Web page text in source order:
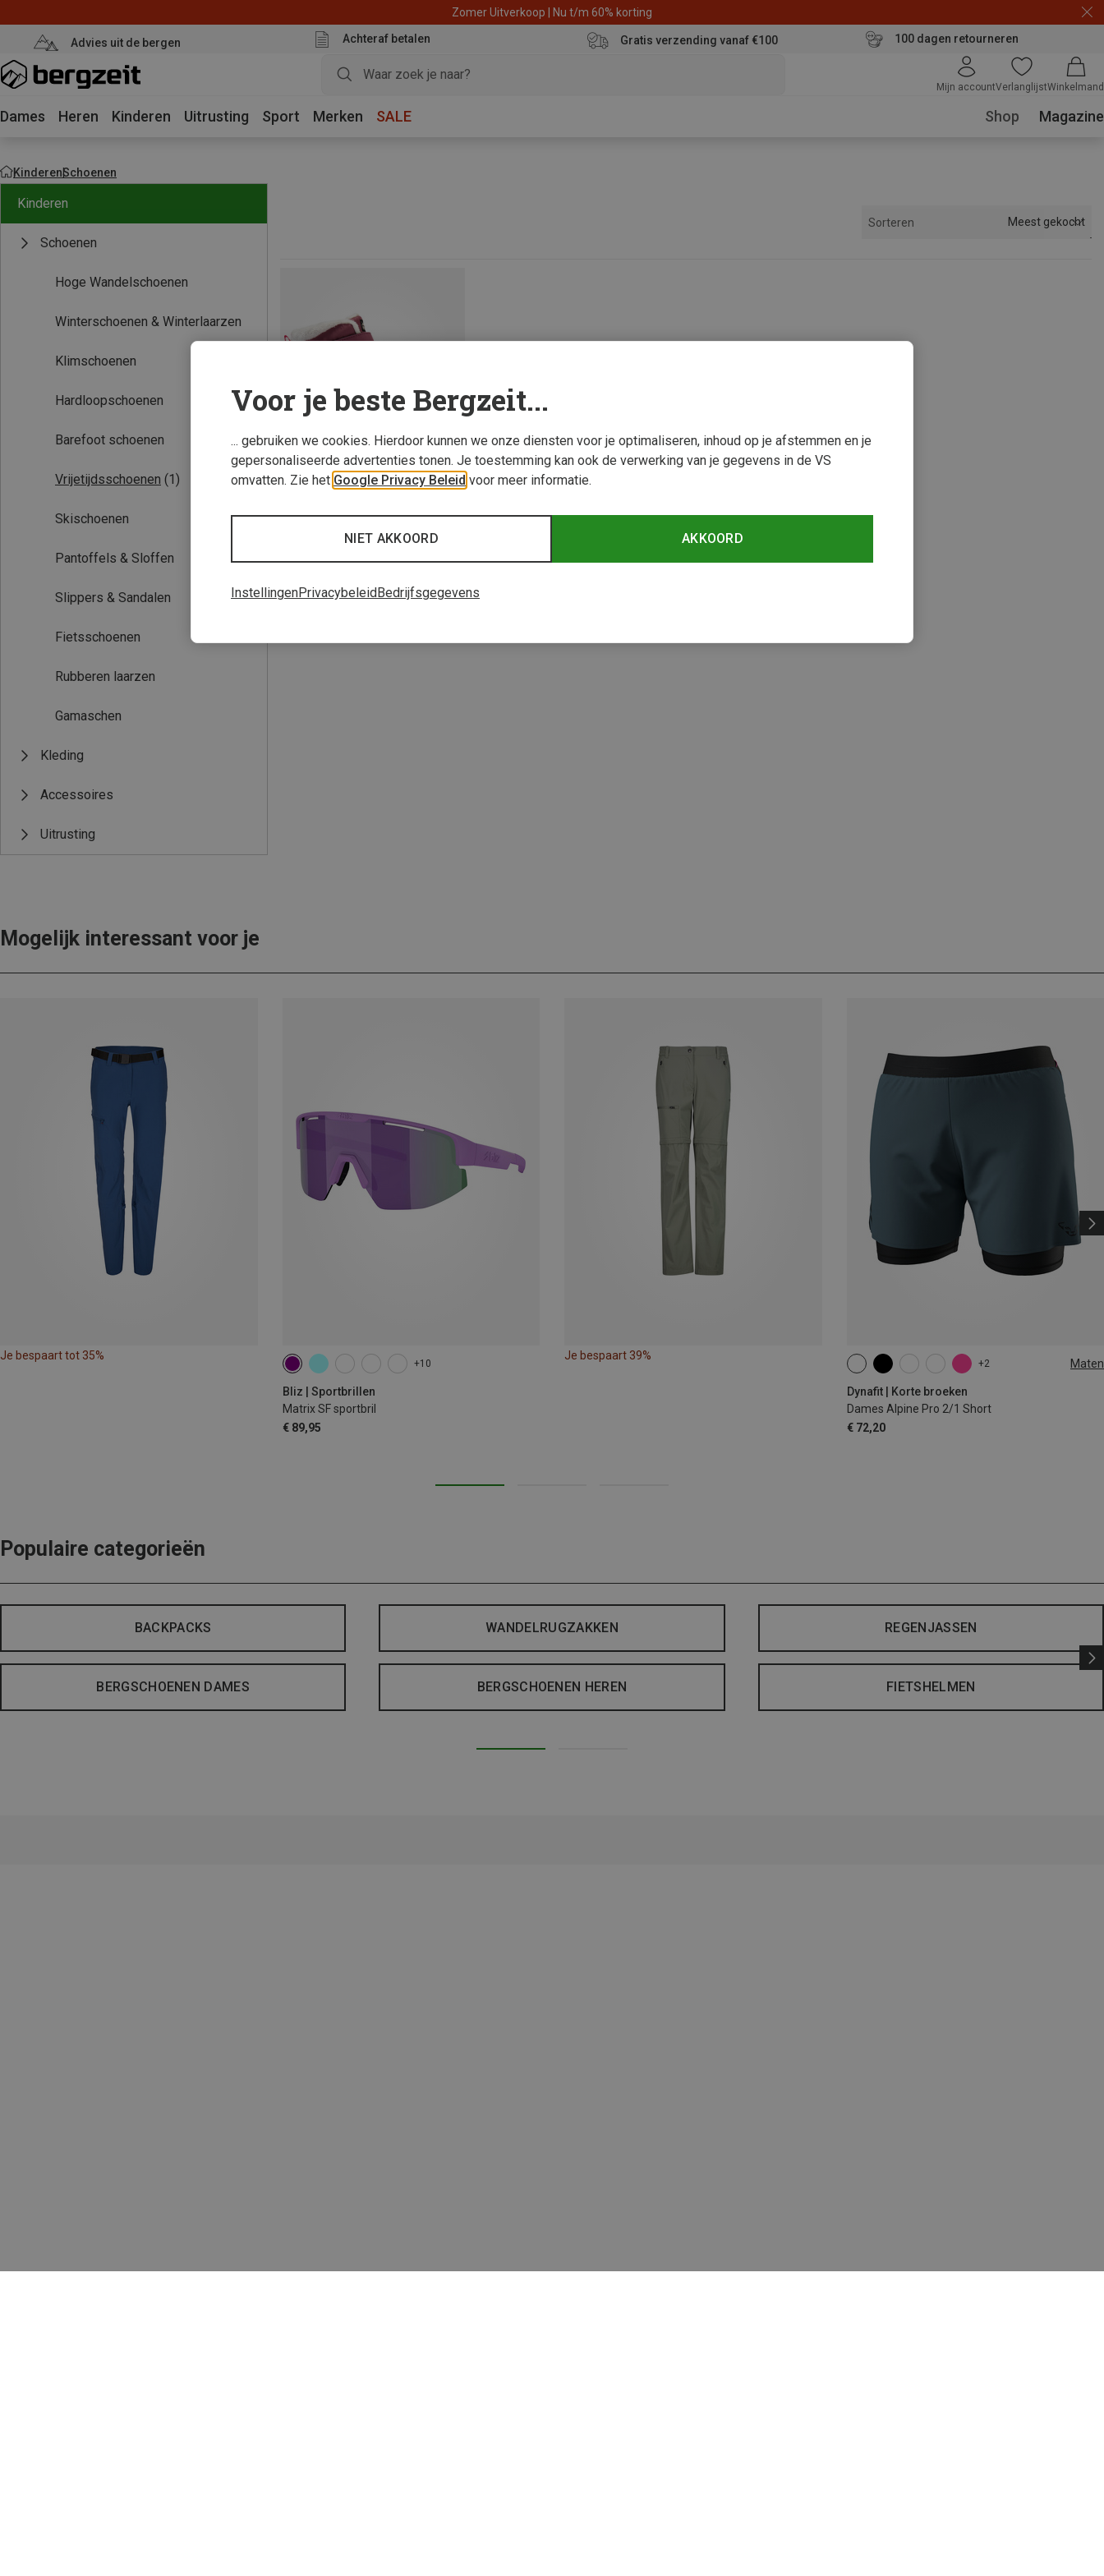
Zomer Uitverkoop | Nu t/m 60% korting
Advies uit de bergen Achteraf betalen Gratis verzending vanaf €100 100 dagen retourneren
Mijn accountVerlanglijstWinkelmand
Dames Heren Kinderen Uitrusting Sport Merken SALE Shop Magazine
KinderenSchoenen
Kinderen
Schoenen
Hoge Wandelschoenen
Winterschoenen & Winterlaarzen
Klimschoenen
Hardloopschoenen
Barefoot schoenen
Vrijetijdsschoenen (1)
Skischoenen
Pantoffels & Sloffen
Slippers & Sandalen
Fietsschoenen
Rubberen laarzen
Gamaschen
Kleding
Accessoires
Uitrusting
Sorteren Meest gekocht
Mogelijk interessant voor je
Je bespaart tot 35%
+10
Bliz | Sportbrillen
Matrix SF sportbril
€ 89,95
Je bespaart 39%
+2 Maten
Dynafit | Korte broeken
Dames Alpine Pro 2/1 Short
€ 72,20
XS S M XL
Populaire categorieën
BACKPACKS WANDELRUGZAKKEN REGENJASSEN
BERGSCHOENEN DAMES BERGSCHOENEN HEREN FIETSHELMEN
Voor je beste Bergzeit...
... gebruiken we cookies. Hierdoor kunnen we onze diensten voor je optimaliseren, inhoud op je afstemmen en je
gepersonaliseerde advertenties tonen. Je toestemming kan ook de verwerking van je gegevens in de VS
omvatten. Zie het Google Privacy Beleid voor meer informatie.
AKKOORD
NIET AKKOORD
InstellingenPrivacybeleidBedrijfsgegevens